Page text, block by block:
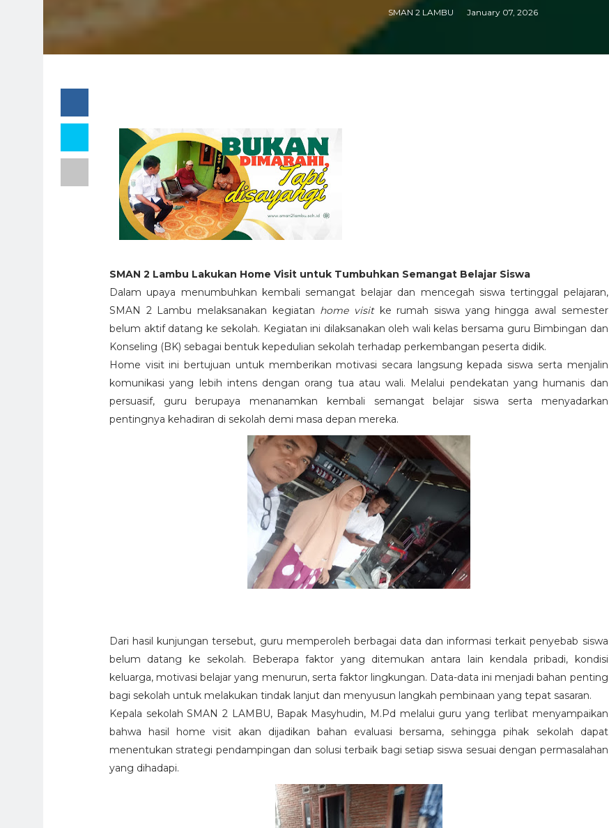
SMAN 2 LAMBU January 07, 2026
SMAN 2 Lambu Lakukan Home Visit untuk Tumbuhkan Semangat Belajar Siswa
Dalam upaya menumbuhkan kembali semangat belajar dan mencegah siswa tertinggal pelajaran,
SMAN 2 Lambu melaksanakan kegiatan home visitke rumah siswa yang hingga awal semester
belum aktif datang ke sekolah. Kegiatan ini dilaksanakan oleh wali kelas bersama guru Bimbingan dan
Konseling (BK) sebagai bentuk kepedulian sekolah terhadap perkembangan peserta didik.
Home visit ini bertujuan untuk memberikan motivasi secara langsung kepada siswa serta menjalin
komunikasi yang lebih intens dengan orang tua atau wali. Melalui pendekatan yang humanis dan
persuasif, guru berupaya menanamkan kembali semangat belajar siswa serta menyadarkan
pentingnya kehadiran di sekolah demi masa depan mereka.
Dari hasil kunjungan tersebut, guru memperoleh berbagai data dan informasi terkait penyebab siswa
belum datang ke sekolah. Beberapa faktor yang ditemukan antara lain kendala pribadi, kondisi
keluarga, motivasi belajar yang menurun, serta faktor lingkungan. Data-data ini menjadi bahan penting
bagi sekolah untuk melakukan tindak lanjut dan menyusun langkah pembinaan yang tepat sasaran.
Kepala sekolah SMAN 2 LAMBU, Bapak Masyhudin, M.Pd melalui guru yang terlibat menyampaikan
bahwa hasil home visit akan dijadikan bahan evaluasi bersama, sehingga pihak sekolah dapat
menentukan strategi pendampingan dan solusi terbaik bagi setiap siswa sesuai dengan permasalahan
yang dihadapi.